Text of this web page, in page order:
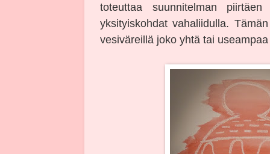
toteuttaa suunnitelman
yksityiskohdat vahaliidulla.
vesiväreillä joko yhtä tai